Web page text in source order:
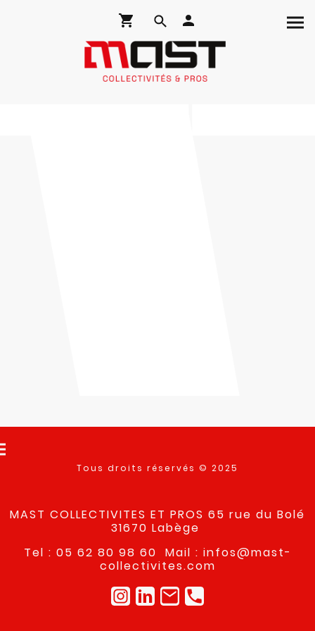
Tous droits réservés © 2025
MAST COLLECTIVITES ET PROS 65 rue du Bolé
31670 Labège
Tel : 05 62 80 98 60 Mail : infos@mast-
collectivites.com